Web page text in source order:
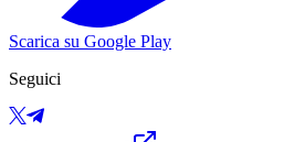
Scarica su Google Play
Seguici